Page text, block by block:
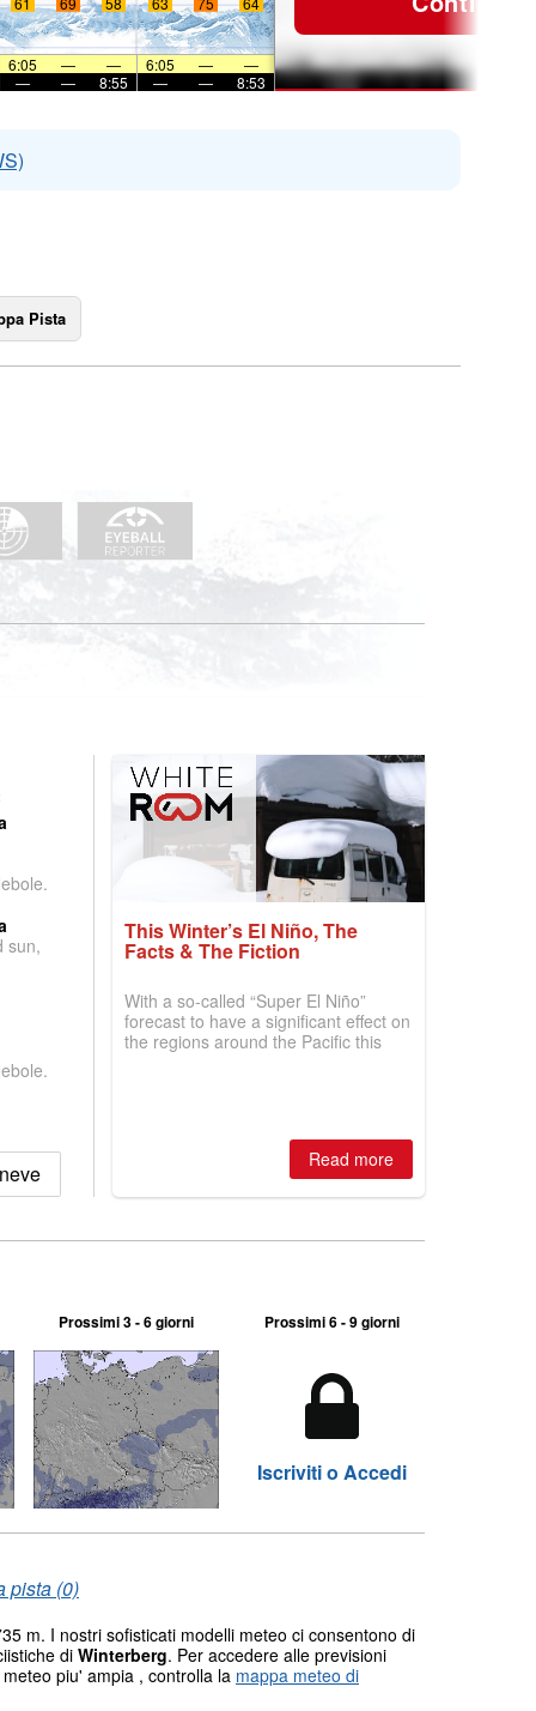
6:05 — — 6:05 —
—
— — 8:55 — — 8:53
Pista
sun,
This Winter’s El Niño, The
Facts & The Fiction
With a so-called “Super El Niño”
forecast to have a significant effect on
the regions around the Pacific this
Read more
Prossimi 3 - 6 giorni Prossimi 6 - 9 giorni
Iscriviti o Accedi
pista (0)
m. I nostri sofisticati modelli meteo ci consentono di
di Winterberg. Per accedere alle previsioni
piu' ampia , controlla la mappa meteo di